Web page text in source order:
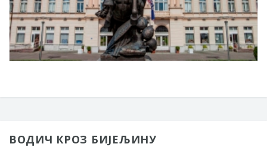
ВОДИЧ КРОЗ БИЈЕЉИНУ